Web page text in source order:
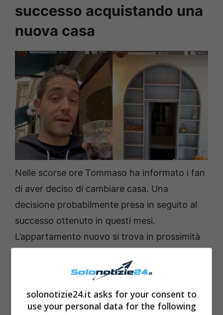
successo acquistando una
nuova casa
Nelle scorse ore Tommaso ha informato i fan
di aver deciso di cambiare casa. Una
decisione probabilmente presa in seguito al
successo ottenuto in questi mesi.
L’appartamento nuovo si trova in prossimità
Milano. Attualmente la casa è sgombra e
ma la sua gioia per il trasferimento era tale
solonotizie24.it asks for your consent to
use your personal data for the following